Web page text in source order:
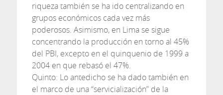
riqueza también se ha ido centralizando en
grupos económicos cada vez más
poderosos. Asimismo, en Lima se sigue
concentrando la producción en torno al 45%
del PBI, excepto en el quinquenio de 1999 a
2004 en que rebasó el 47%.
Quinto: Lo antedicho se ha dado también en
el marco de una “servicialización” de la